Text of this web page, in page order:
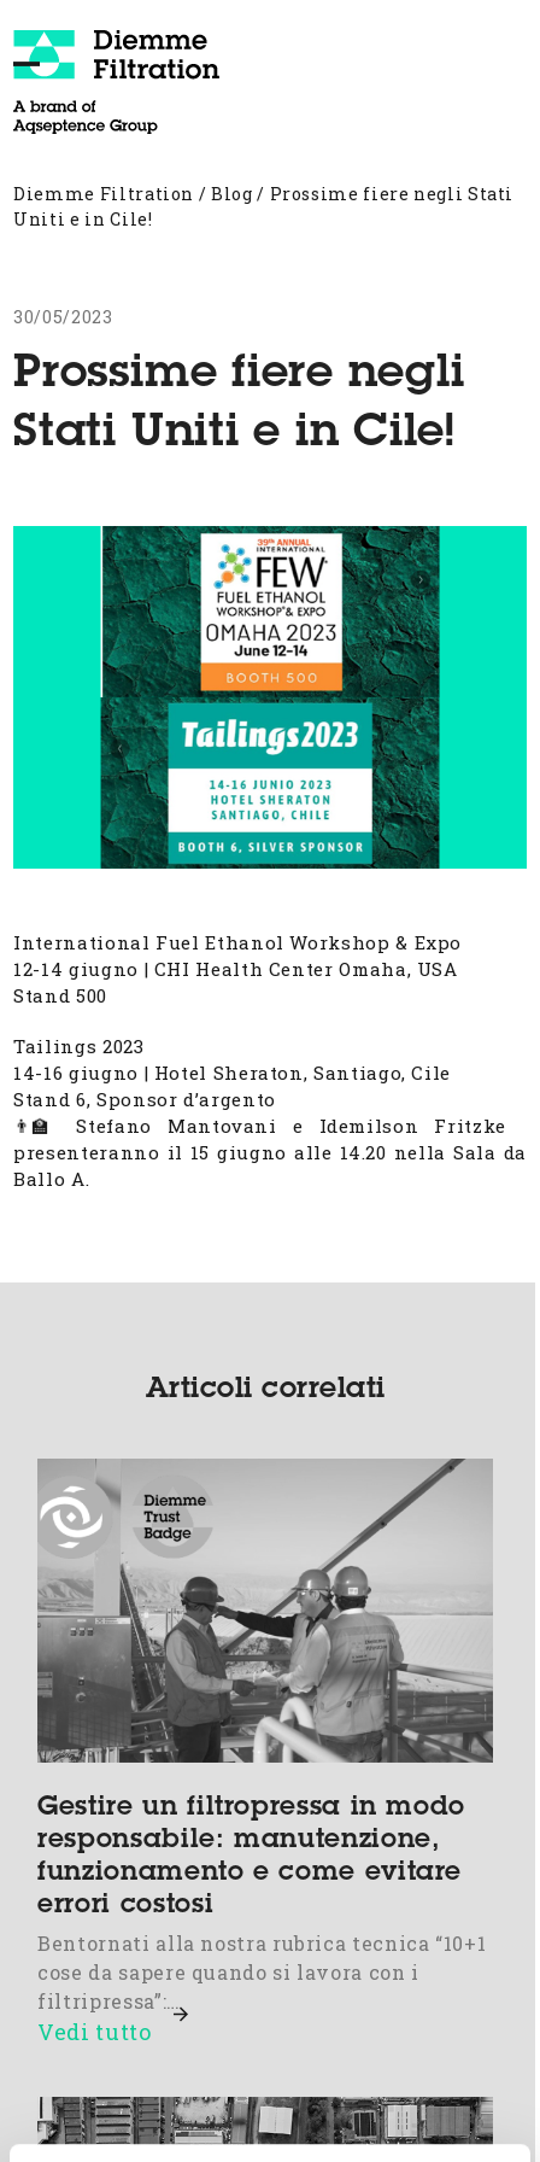
to
content
mobile
mobile
Diemme Filtration /Blog / Prossime fiere negli Stati
Uniti e in Cile!
30/05/2023
Prossime fiere negli
Stati Uniti e in Cile!
International Fuel Ethanol Workshop & Expo
12-14 giugno | CHI Health Center Omaha, USA
Stand 500
Tailings 2023
14-16 giugno | Hotel Sheraton, Santiago, Cile
Stand 6, Sponsor d’argento
👨‍🏫 Stefano Mantovani e Idemilson Fritzke
presenteranno il 15 giugno alle 14.20 nella Sala da
Ballo A.
Articoli correlati
Gestire un filtropressa in modo
responsabile: manutenzione,
funzionamento e come evitare
errori costosi
Bentornati alla nostra rubrica tecnica “10+1
cose da sapere quando si lavora con i
filtripressa”:…
Vedi tutto